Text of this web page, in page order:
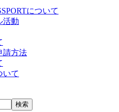
について
活動
請方法
いて